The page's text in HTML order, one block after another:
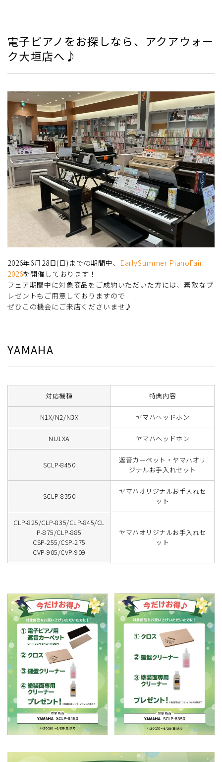
電子ピアノをお探しなら、アクアウォー
ク大垣店へ♪
2026年6月28日(日)までの期間中、 EarlySummer PianoFair
2026を開催しております！
フェア期間中に対象商品をご成約いただいた方には、素敵なプ
レゼントもご用意しておりますので
ぜひこの機会にご来店くださいませ♪
YAMAHA
対応機種 特典内容
N1X/N2/N3X ヤマハヘッドホン
NU1XA ヤマハヘッドホン
SCLP-8450
遮音カーペット・ヤマハオリ
ジナルお手入れセット
SCLP-8350
ヤマハオリジナルお手入れセ
ット
CLP-825/CLP-835/CLP-845/CL
P-875/CLP-885
CSP-255/CSP-275
CVP-905/CVP-909
ヤマハオリジナルお手入れセ
ット